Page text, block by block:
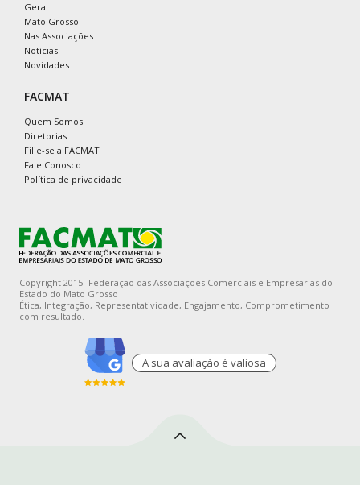
Geral
Mato Grosso
Nas Associações
Notícias
Novidades
FACMAT
Quem Somos
Diretorias
Filie-se a FACMAT
Fale Conosco
Política de privacidade
Copyright 2015- Federação das Associações Comerciais e Empresarias do
Estado do Mato Grosso
Ética, Integração, Representatividade, Engajamento, Comprometimento
com resultado.
A sua avaliaçào é valiosa